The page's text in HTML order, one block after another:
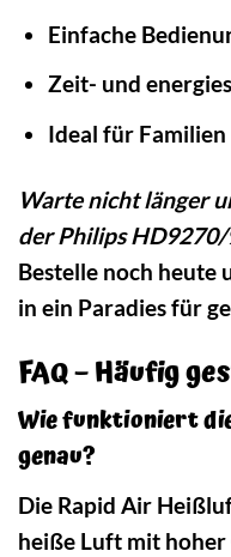
Einfache
Zeit- und
Ideal für
Warte nicht länger
der Philips
Bestelle noch heute
in ein Paradies für
FAQ – Häufig
Wie funktioniert
genau?
Die Rapid Air
heiße Luft mit